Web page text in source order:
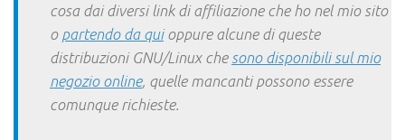
cosa dai diversi link di affiliazione che ho nel mio sito
o partendo da quioppure alcune di queste
distribuzioni GNU/Linux che sono disponibili sul mio
negozio online, quelle mancanti possono essere
comunque richieste.